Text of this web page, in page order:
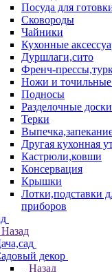
Посуда для
Сковороды
Чайники
Кухонные
Дуршлаги,сито
Френч-
Ножи и
Подносы
Разделочные доски
Терки
Другая кухонная
Кастрюли,ковши
Консервация
Крышки
Лотки,подставки
приборов
Назад
декор
Назад